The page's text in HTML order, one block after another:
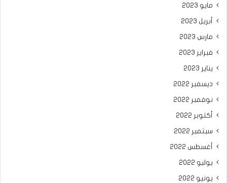
مايو 2023
أبريل 2023
مارس 2023
فبراير 2023
يناير 2023
ديسمبر 2022
نوفمبر 2022
أكتوبر 2022
سبتمبر 2022
أغسطس 2022
يوليو 2022
يونيو 2022